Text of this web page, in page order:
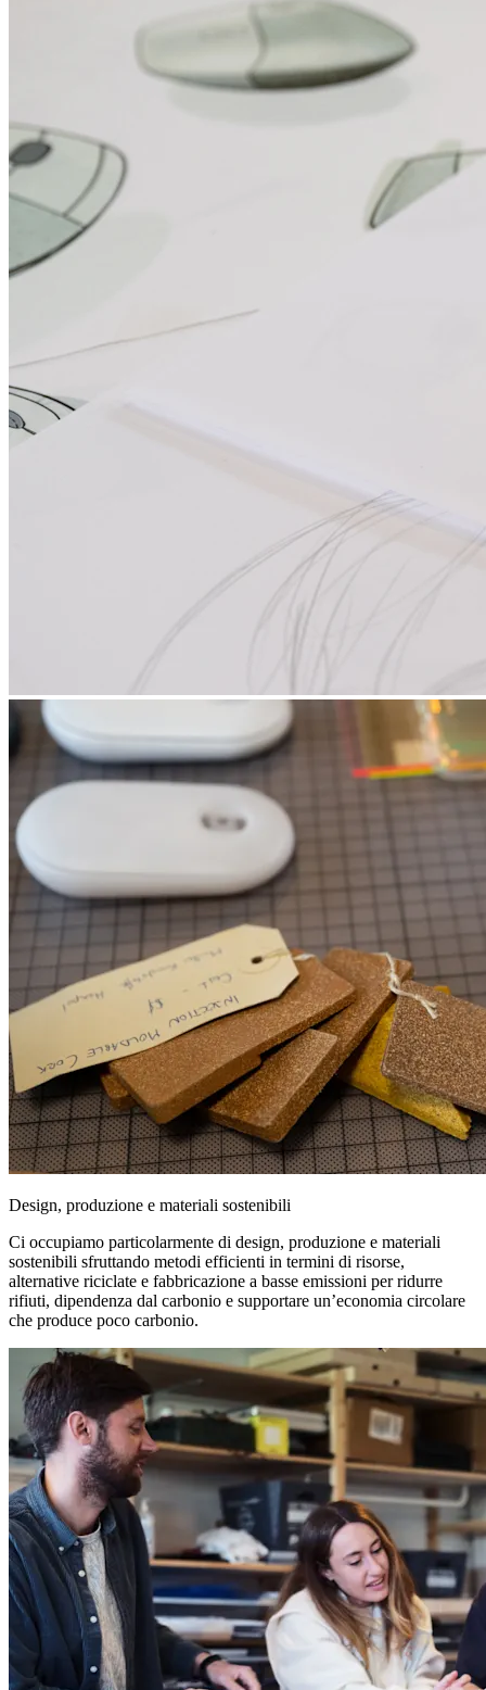
Design, produzione e materiali sostenibili
Ci occupiamo particolarmente di design, produzione e materiali
sostenibili sfruttando metodi efficienti in termini di risorse,
alternative riciclate e fabbricazione a basse emissioni per ridurre
rifiuti, dipendenza dal carbonio e supportare un’economia circolare
che produce poco carbonio.